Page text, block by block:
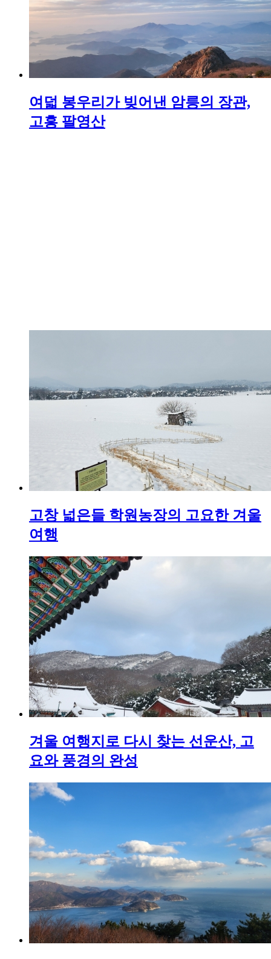
여덟 봉우리가 빚어낸 암릉의 장관,
고흥 팔영산
고창 넓은들 학원농장의 고요한 겨울
여행
겨울 여행지로 다시 찾는 선운산, 고
요와 풍경의 완성